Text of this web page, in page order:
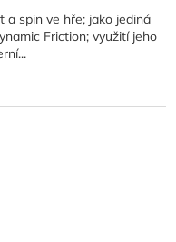
a spin ve hře; jako jediná
Friction; využití jeho